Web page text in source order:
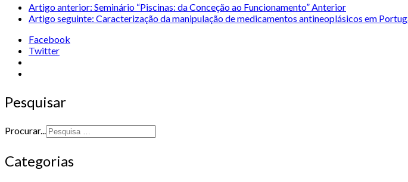
Artigo anterior: Seminário “Piscinas: da Conceção ao Funcionamento” Anterior
Artigo seguinte: Caracterização da manipulação de medicamentos antineoplásicos em
Facebook
Twitter
Pesquisar
Procurar...
Categorias